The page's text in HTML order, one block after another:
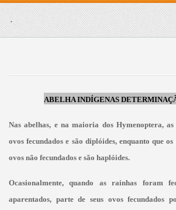
.
ABELHA INDÍGENAS
Nas abelhas, e na maioria dos Hymenoptera,
ovos fecundados e são diplóides, enquanto que os
ovos não fecundados e são haplóides.
Ocasionalmente, quando as rainhas foram
aparentados, parte de seus ovos fecundados